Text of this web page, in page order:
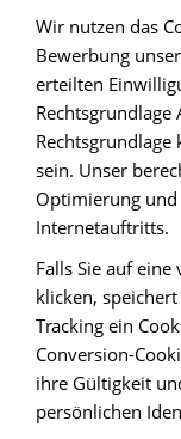
Wir nutzen das
Bewerbung
erteilten
Rechtsgrundlage
Rechtsgrundlage
sein. Unser
Optimierung
Internetauftritts.
Falls Sie auf eine
klicken,
Tracking ein
Conversion-
ihre Gültigkeit
persönlichen